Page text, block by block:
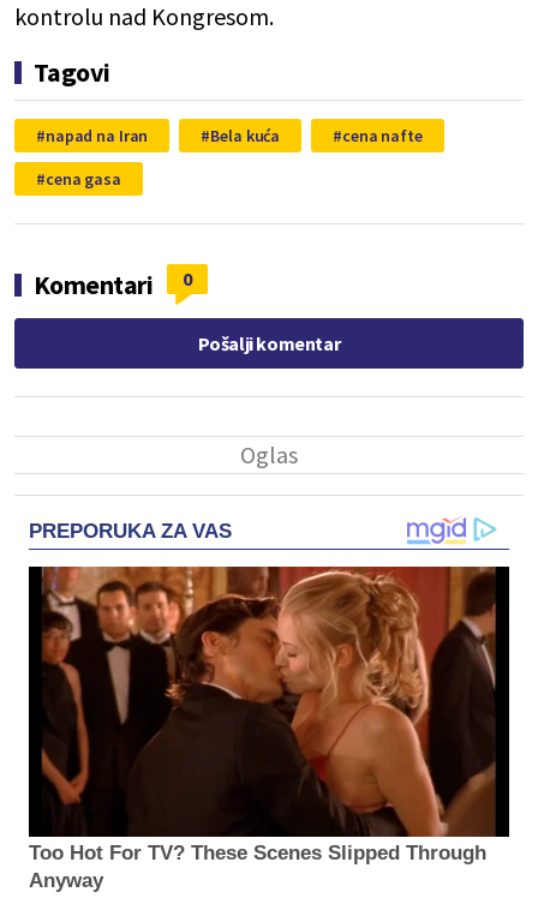
kontrolu nad Kongresom.
Tagovi
napad na Iran Bela kuća
cena nafte
cena gasa
Komentari 0
Pošalji komentar
PREPORUKA ZA VAS
Too Hot For TV? These Scenes Slipped Through
Anyway